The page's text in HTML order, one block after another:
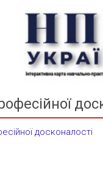
досконалості